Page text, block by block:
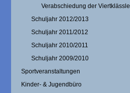
Verabschiedung der
Schuljahr 2012/2013
Schuljahr 2011/2012
Schuljahr 2010/2011
Schuljahr 2009/2010
Sportveranstaltungen
Kinder- & Jugendbüro